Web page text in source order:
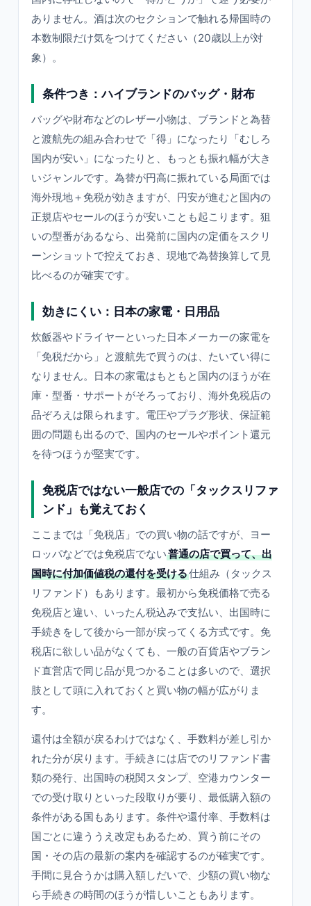
ありません。酒は次のセクションで触れる帰国時の
本数制限だけ気をつけてください（20歳以上が対
象）。
条件つき：ハイブランドのバッグ・財布
バッグや財布などのレザー小物は、ブランドと為替
と渡航先の組み合わせで「得」になったり「むしろ
国内が安い」になったりと、もっとも振れ幅が大き
いジャンルです。為替が円高に振れている局面では
海外現地＋免税が効きますが、円安が進むと国内の
正規店やセールのほうが安いことも起こります。狙
いの型番があるなら、出発前に国内の定価をスクリ
ーンショットで控えておき、現地で為替換算して見
比べるのが確実です。
効きにくい：日本の家電・日用品
炊飯器やドライヤーといった日本メーカーの家電を
「免税だから」と渡航先で買うのは、たいてい得に
なりません。日本の家電はもともと国内のほうが在
庫・型番・サポートがそろっており、海外免税店の
品ぞろえは限られます。電圧やプラグ形状、保証範
囲の問題も出るので、国内のセールやポイント還元
を待つほうが堅実です。
免税店ではない一般店での「タックスリファ
ンド」も覚えておく
ここまでは「免税店」での買い物の話ですが、ヨー
ロッパなどでは免税店でない普通の店で買って、出
国時に付加価値税の還付を受ける仕組み（タックス
リファンド）もあります。最初から免税価格で売る
免税店と違い、いったん税込みで支払い、出国時に
手続きをして後から一部が戻ってくる方式です。免
税店に欲しい品がなくても、一般の百貨店やブラン
ド直営店で同じ品が見つかることは多いので、選択
肢として頭に入れておくと買い物の幅が広がりま
す。
還付は全額が戻るわけではなく、手数料が差し引か
れた分が戻ります。手続きには店でのリファンド書
類の発行、出国時の税関スタンプ、空港カウンター
での受け取りといった段取りが要り、最低購入額の
条件がある国もあります。条件や還付率、手数料は
国ごとに違ううえ改定もあるため、買う前にその
国・その店の最新の案内を確認するのが確実です。
手間に見合うかは購入額しだいで、少額の買い物な
ら手続きの時間のほうが惜しいこともあります。